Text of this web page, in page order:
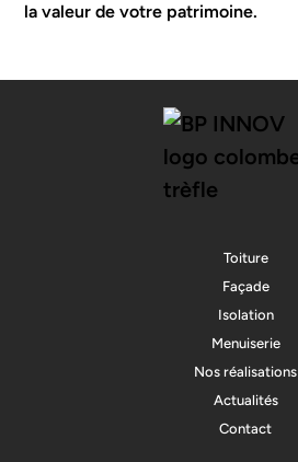
la valeur de votre patrimoine.
Toiture
Façade
Isolation
Menuiserie
Nos réalisations
Actualités
Contact